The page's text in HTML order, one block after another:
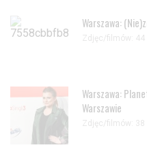
Warszawa:
Zdjęc/filmów: 44
Warszawa:
Warszawie
Zdjęc/filmów: 38